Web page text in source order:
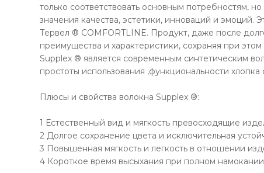
только соответствовать основным потребностям,
значения качества, эстетики, инноваций и эмоций.
Тервел ® COMFORTLINE. Продукт, даже после
преимущества и характеристики, сохраняя при
Supplex ® является современным синтетическим
простоты использования ,функциональности
Плюсы и свойства волокна Supplex ®:
1 Естественный вид и мягкость превосходящие
2 Долгое сохранение цвета и исключительная
3 Повышенная мягкость и легкость в отношении
4 Короткое время высыхания при полном